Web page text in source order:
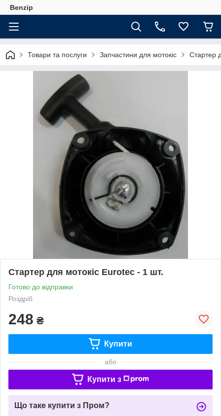
Benzip
Товари та послуги Запчастини для мотокіс Стартер
Стартер для мотокіс Eurotec - 1 шт.
Готово до відправки
Роздріб
248 ₴
Купити
або
Купити з
Що таке купити з Пром?